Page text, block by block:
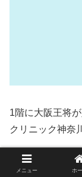
1階に大阪王将
クリニック神奈
メニュー ホ